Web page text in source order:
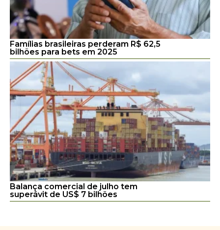
Famílias brasileiras perderam R$ 62,5
bilhões para bets em 2025
Balança comercial de julho tem
superávit de US$ 7 bilhões